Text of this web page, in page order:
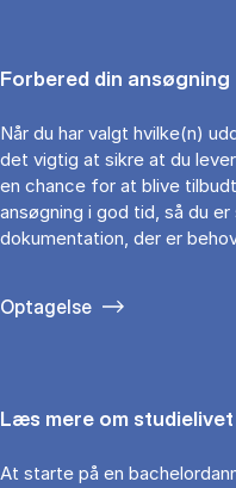
Forbered din ansøgning
Når du har valgt hvilke(n)
det vigtig at sikre at du
en chance for at blive
ansøgning i god tid, så du
dokumentation, der er
Optagelse
Læs mere om studielivet
At starte på en